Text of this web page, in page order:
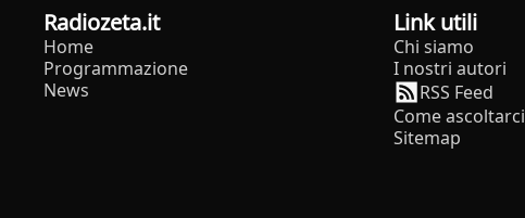
radiozeta.it
Home
Programmazione
News
Link utili
Chi siamo
I nostri autori
RSS Feed
Come ascoltarci
Sitemap